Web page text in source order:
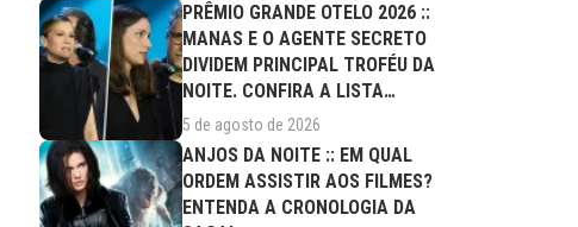
PRÊMIO GRANDE OTELO 2026 ::
MANAS E O AGENTE SECRETO
DIVIDEM PRINCIPAL TROFÉU DA
NOITE. CONFIRA A LISTA
COMPLETA DE...
5 de agosto de 2026
ANJOS DA NOITE :: EM QUAL
ORDEM ASSISTIR AOS FILMES?
ENTENDA A CRONOLOGIA DA